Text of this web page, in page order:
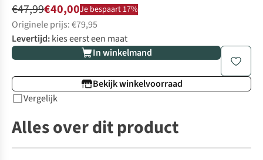
€47,99€40,00Je bespaart 17%
Originele prijs: €79,95
Levertijd:kies eerst een maat
In winkelmand
Bekijk winkelvoorraad
Vergelijk
Alles over dit product